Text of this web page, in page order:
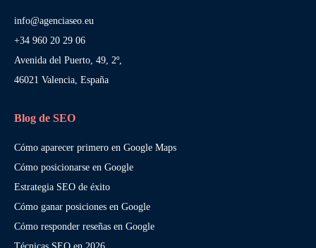
info@agenciaseo.eu
+34 960 20 29 06
Avenida del Puerto, 49, 2º,
46021 Valencia, España
Blog de SEO
Cómo aparecer primero en Google Maps
Cómo posicionarse en Google
Estrategia SEO de éxito
Cómo ganar posiciones en Google
Cómo responder reseñas en Google